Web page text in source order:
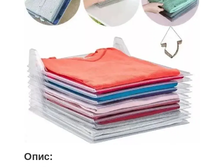
Опис: